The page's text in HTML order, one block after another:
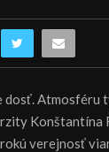
dosť.
verejnosť